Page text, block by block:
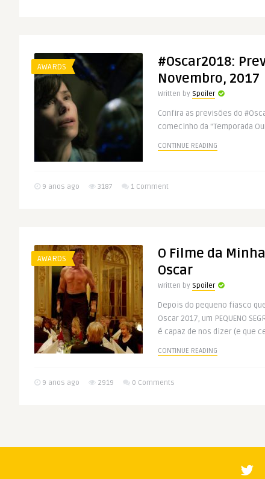
AWARDS
#Oscar2018:
Novembro, 2017
Written by Spoiler
Confira as previsões do
comecinho da "Temporada
CONTINUE READING
9 anos ago 3187 1 Comment
AWARDS
O Filme da
Oscar
Written by Spoiler
Depois do pequeno fiasco
Oscar 2017, um PEQUENO
é capaz de nos dizer (e que
CONTINUE READING
9 anos ago 2919 0 Comments